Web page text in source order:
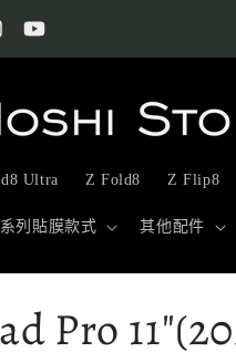
YouTube
Ultra Z Fold8 Z Flip8
列貼膜款式 其他配件
Pro